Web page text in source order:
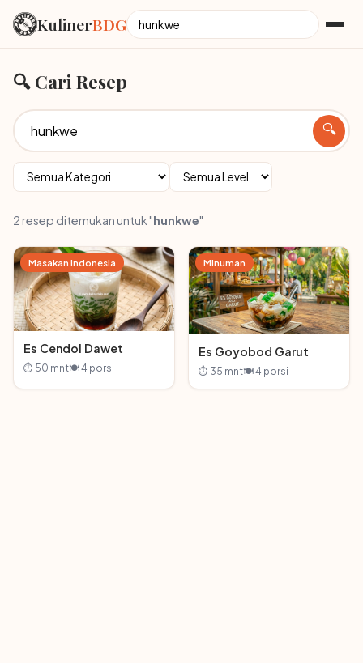
KulinerBDG
🔍 Cari Resep
🔍
2 resep ditemukan untuk "hunkwe"
Masakan Indonesia
Es Cendol Dawet
⏱ 50 mnt🍽 4 porsi
Minuman
Es Goyobod Garut
⏱ 35 mnt🍽 4 porsi